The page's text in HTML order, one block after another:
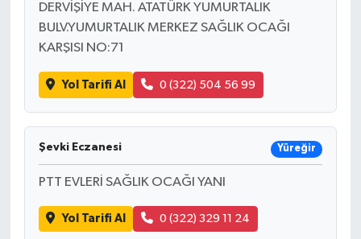
DERVİŞİYE MAH. ATATÜRK YUMURTALIK
BULV.YUMURTALIK MERKEZ SAĞLIK OCAĞI
KARŞISI NO:71
Yol Tarifi Al 0 (322) 504 56 99
Şevki Eczanesi Yüreğir
PTT EVLERİ SAĞLIK OCAĞI YANI
Yol Tarifi Al 0 (322) 329 11 24